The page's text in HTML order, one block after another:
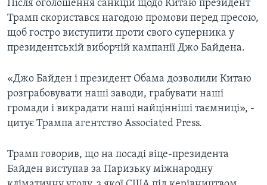
Після оголошення санкцій щодо Китаю президент
Трамп скористався нагодою промови перед пресою,
щоб гостро виступити проти свого суперника у
президентській виборчій кампанії Джо Байдена.
«Джо Байден і президент Обама дозволили Китаю
розграбовувати наші заводи, грабувати наші
громади і викрадати наші найцінніші таємниці», -
цитує Трампа агентство Associated Press.
Трамп говорив, що на посаді віце-президента
Байден виступав за Паризьку міжнародну